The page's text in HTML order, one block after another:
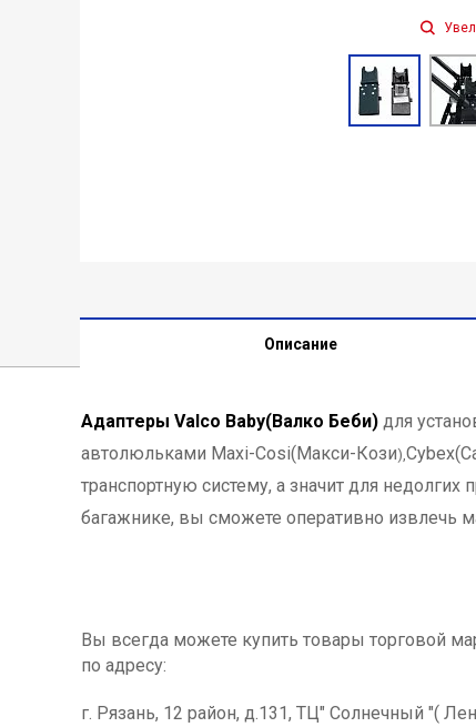
Описание
Адаптеры Valco Baby(Валко Беби) для
автолюльками Maxi-Cosi(Maкси-Кози),
транспортную систему, а значит для
багажнике, вы сможете оперативно извлечь
Вы всегда можете купить товары торговой
по адресу:
г. Рязань, 12 район, д.131, ТЦ" Солнечный "(